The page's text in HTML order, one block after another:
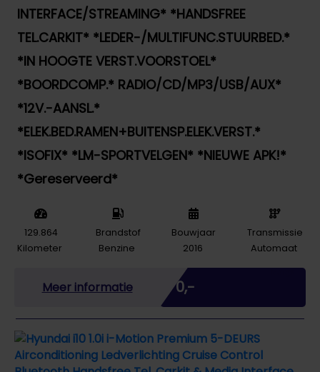
INTERFACE/STREAMING* *HANDSFREE
TEL.CARKIT* *LEDER-/MULTIFUNC.STUURBED.*
*IN HOOGTE VERST.VOORSTOEL*
*BOORDCOMP.* RADIO/CD/MP3/USB/AUX*
*12V.-AANSL.*
*ELEK.BED.RAMEN+BUITENSP.ELEK.VERST.*
*ISOFIX* *LM-SPORTVELGEN* *NIEUWE APK!*
*Gereserveerd*
129.864
Kilometer
Brandstof
Benzine
Bouwjaar
2016
Transmissie
Automaat
Meer informatie € 0,-